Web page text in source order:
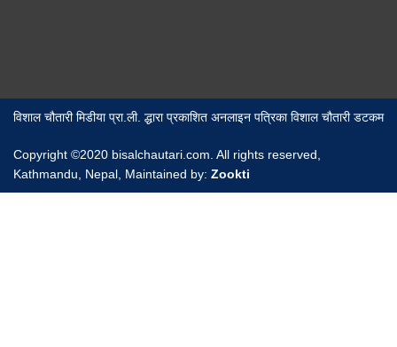
विशाल चौतारी मिडीया प्रा.ली. द्धारा प्रकाशित अनलाइन पत्रिका विशाल चौतारी डटकम
Copyright ©2020 bisalchautari.com. All rights reserved,
Kathmandu, Nepal, Maintained by: Zookti